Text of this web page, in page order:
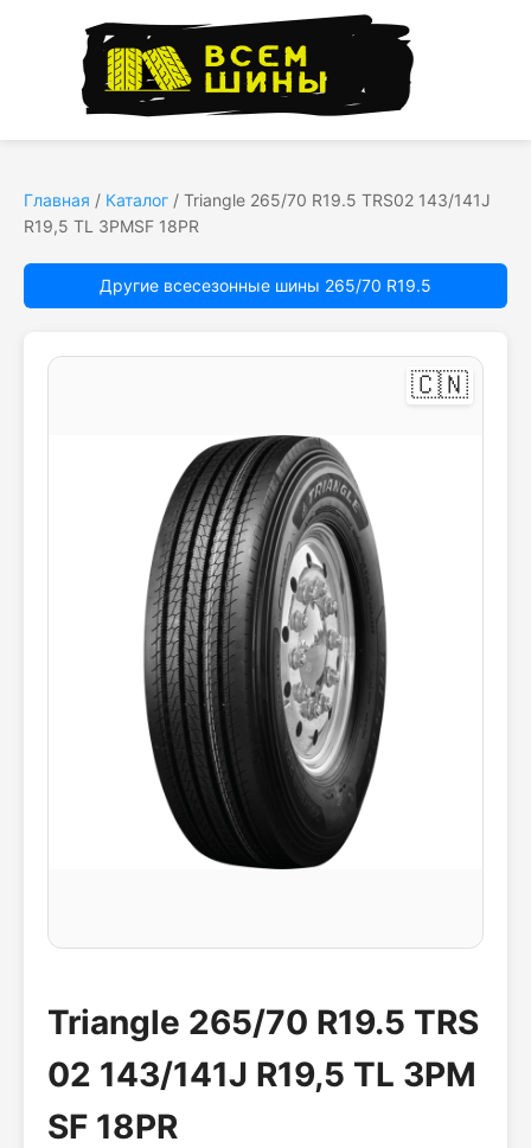
Главная / Каталог / Triangle 265/70 R19.5 TRS02 143/141J
R19,5 TL 3PMSF 18PR
Другие всесезонные шины 265/70 R19.5
🇨🇳
Triangle 265/70 R19.5 TRS
02 143/141J R19,5 TL 3PM
SF 18PR